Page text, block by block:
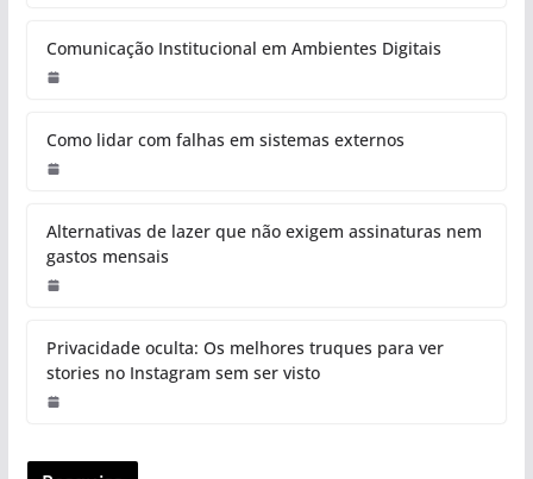
Comunicação Institucional em Ambientes Digitais
Como lidar com falhas em sistemas externos
Alternativas de lazer que não exigem assinaturas nem
gastos mensais
Privacidade oculta: Os melhores truques para ver
stories no Instagram sem ser visto